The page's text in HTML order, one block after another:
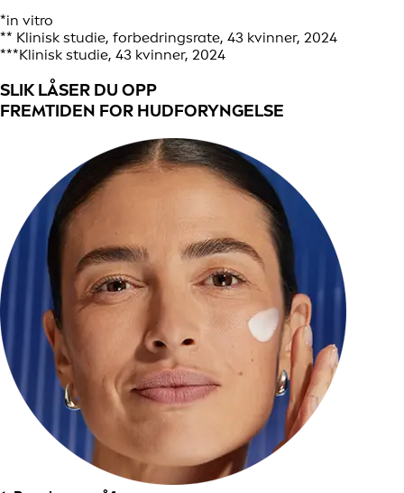
*in vitro
** Klinisk studie, forbedringsrate, 43 kvinner, 2024
***Klinisk studie, 43 kvinner, 2024
SLIK LÅSER DU OPP
FREMTIDEN FOR HUDFORYNGELSE